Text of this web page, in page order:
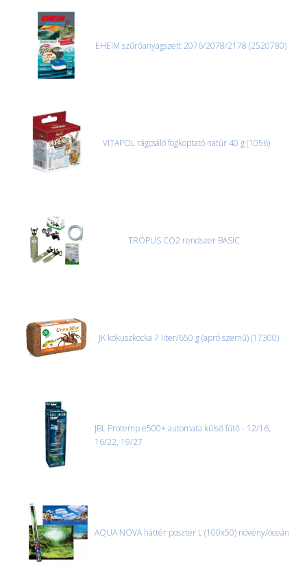
új élőlények
akciók
referenciák
MACSKA
ÉLŐ ÉDESVÍZI
ÉLŐ TENGERI
NÖVÉNYEK
EGYÉB
EXTRA AKCIÓK
EHEIM szűrőanyagszett 2076/2078/2178 (2520780)
VITAPOL rágcsáló fogkoptató natúr 40 g (1056)
TRÓPUS CO2 rendszer BASIC
JK kókuszkocka 7 liter/650 g (apró szemű) (17300)
JBL Protemp e500+ automata külső fűtő - 12/16,
16/22, 19/27
AQUA NOVA háttér poszter L (100x50) növény/óceán